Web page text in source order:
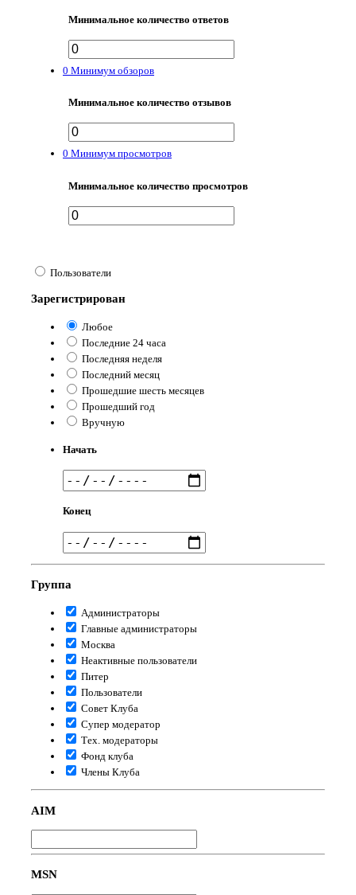
Минимальное количество ответов
0 Минимум обзоров
Минимальное количество отзывов
0 Минимум просмотров
Минимальное количество просмотров
Пользователи
Зарегистрирован
Любое
Последние 24 часа
Последняя неделя
Последний месяц
Прошедшие шесть месяцев
Прошедший год
Вручную
Начать
Конец
Группа
Администраторы
Главные администраторы
Москва
Неактивные пользователи
Питер
Пользователи
Совет Клуба
Супер модератор
Тех. модераторы
Фонд клуба
Члены Клуба
AIM
MSN